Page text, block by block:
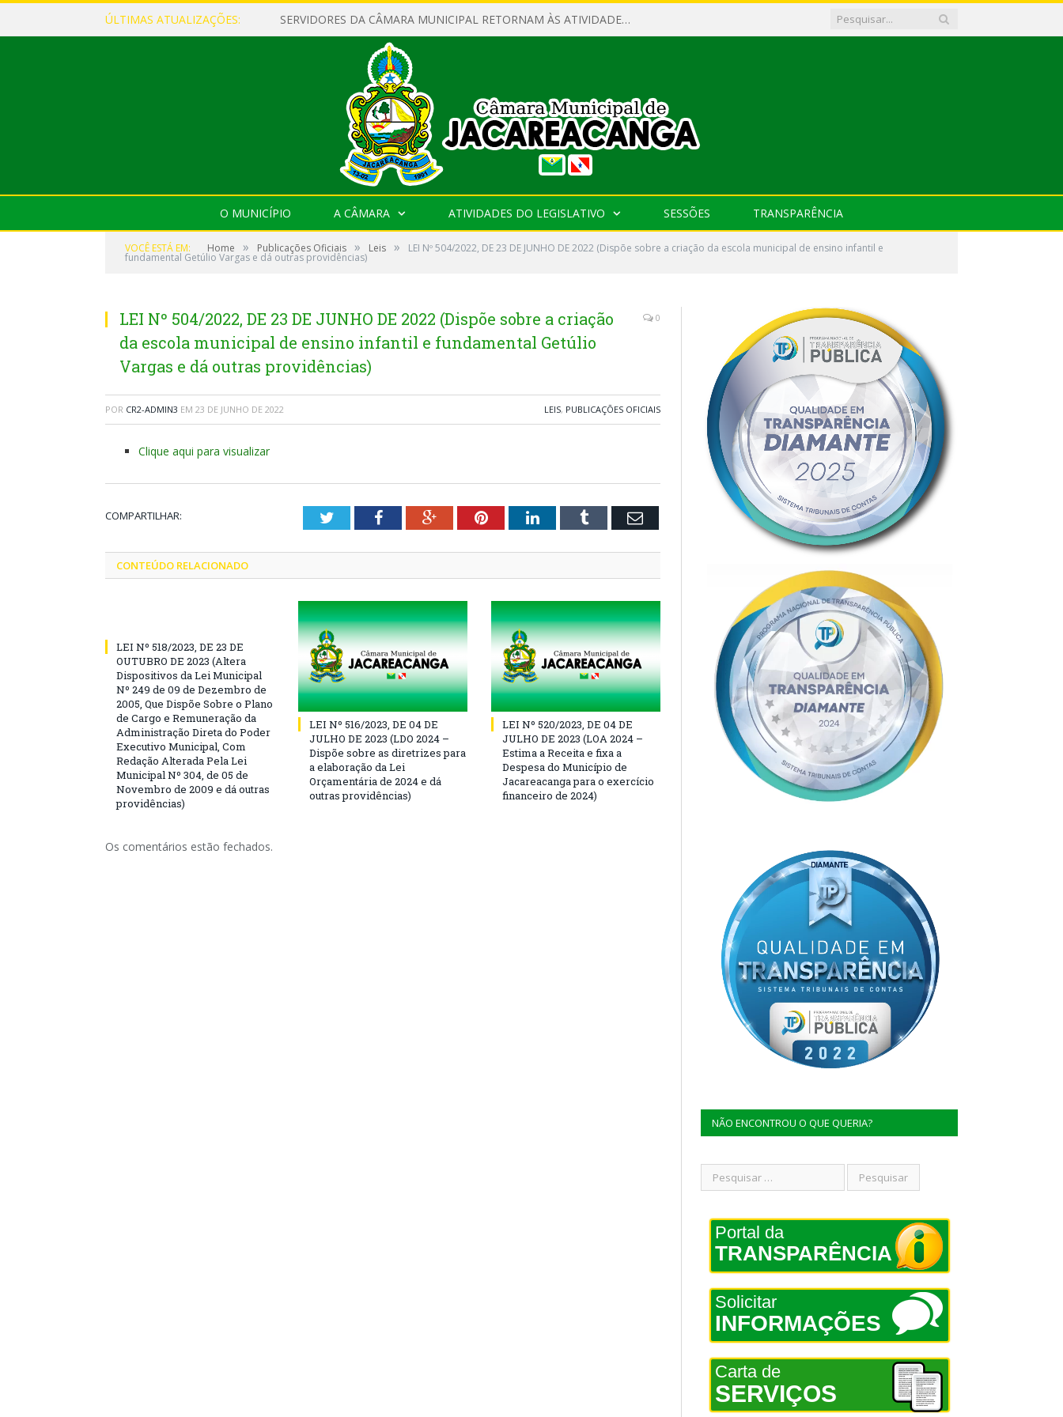
ÚLTIMAS ATUALIZAÇÕES: SERVIDORES DA CÂMARA MUNICIPAL RETORNAM ÀS ATIVIDADES APÓS O RECESSO PARLAMENTAR
O MUNICÍPIO A CÂMARA ATIVIDADES DO LEGISLATIVO SESSÕES TRANSPARÊNCIA
VOCÊ ESTÁ EM: Home » Publicações Oficiais » Leis » LEI Nº 504/2022, DE 23 DE JUNHO DE 2022 (Dispõe sobre a criação da escola municipal de ensino infantil e
fundamental Getúlio Vargas e dá outras providências)
LEI Nº 504/2022, DE 23 DE JUNHO DE 2022 (Dispõe sobre a criação
da escola municipal de ensino infantil e fundamental Getúlio
Vargas e dá outras providências)
0
POR CR2-ADMIN3 EM 23 DE JUNHO DE 2022 LEIS, PUBLICAÇÕES OFICIAIS
Clique aqui para visualizar
COMPARTILHAR: TwitterFacebookGoogle+PinterestLinkedInTumblr Email
CONTEÚDO RELACIONADO
LEI Nº 518/2023, DE 23 DE
OUTUBRO DE 2023 (Altera
Dispositivos da Lei Municipal
Nº 249 de 09 de Dezembro de
2005, Que Dispõe Sobre o Plano
de Cargo e Remuneração da
Administração Direta do Poder
Executivo Municipal, Com
Redação Alterada Pela Lei
Municipal Nº 304, de 05 de
Novembro de 2009 e dá outras
providências)
LEI Nº 516/2023, DE 04 DE
JULHO DE 2023 (LDO 2024 –
Dispõe sobre as diretrizes para
a elaboração da Lei
Orçamentária de 2024 e dá
outras providências)
LEI Nº 520/2023, DE 04 DE
JULHO DE 2023 (LOA 2024 –
Estima a Receita e fixa a
Despesa do Município de
Jacareacanga para o exercício
financeiro de 2024)
Os comentários estão fechados.
NÃO ENCONTROU O QUE QUERIA?
Portal da
TRANSPARÊNCIA
Solicitar
INFORMAÇÕES
Carta de
SERVIÇOS